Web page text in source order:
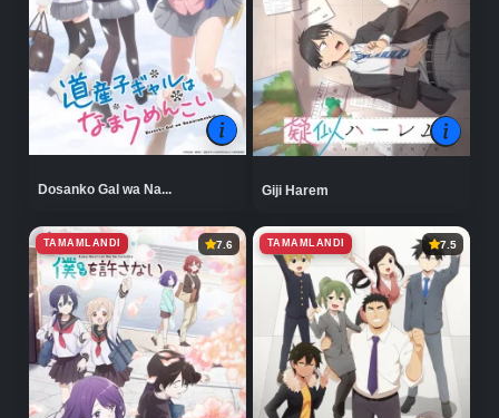
Dosanko Gal wa Na... Giji Harem
TAMAMLANDI 7.6 TAMAMLANDI 7.5